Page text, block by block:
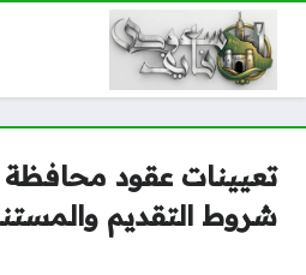
شروط التقديم